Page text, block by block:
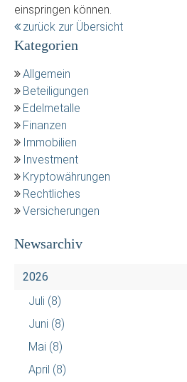
einspringen können.
zurück zur Übersicht
Kategorien
Allgemein
Beteiligungen
Edelmetalle
Finanzen
Immobilien
Investment
Kryptowährungen
Rechtliches
Versicherungen
Newsarchiv
2026
Juli (8)
Juni (8)
Mai (8)
April (8)